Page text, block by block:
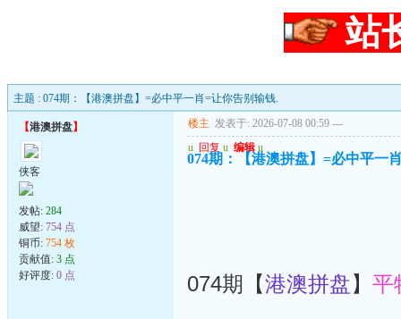
站
主题 : 074期：【港澳拼盘】=必中平一肖=让你告别输钱.
【港澳拼盘】
侠客
发帖: 284
威望: 754 点
铜币: 754 枚
贡献值: 3 点
好评度: 0 点
楼主 发表于: 2026-07-08 00:59 ---
u 回复 u 编辑 u
074期：【港澳拼盘】=必中平一
074期【港澳拼盘 】 平